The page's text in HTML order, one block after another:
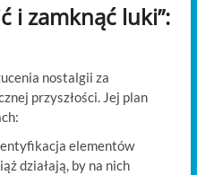
i zamknąć luki”:
nostalgii za
przyszłości. Jej plan
elementów
działają, by na nich